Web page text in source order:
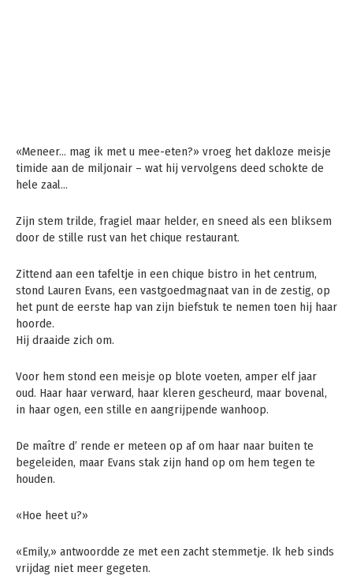
«Meneer… mag ik met u mee-eten?» vroeg het dakloze meisje
timide aan de miljonair – wat hij vervolgens deed schokte de
hele zaal…
Zijn stem trilde, fragiel maar helder, en sneed als een bliksem
door de stille rust van het chique restaurant.
Zittend aan een tafeltje in een chique bistro in het centrum,
stond Lauren Evans, een vastgoedmagnaat van in de zestig, op
het punt de eerste hap van zijn biefstuk te nemen toen hij haar
hoorde.
Hij draaide zich om.
Voor hem stond een meisje op blote voeten, amper elf jaar
oud. Haar haar verward, haar kleren gescheurd, maar bovenal,
in haar ogen, een stille en aangrijpende wanhoop.
De maître d’ rende er meteen op af om haar naar buiten te
begeleiden, maar Evans stak zijn hand op om hem tegen te
houden.
«Hoe heet u?»
«Emily,» antwoordde ze met een zacht stemmetje. Ik heb sinds
vrijdag niet meer gegeten.